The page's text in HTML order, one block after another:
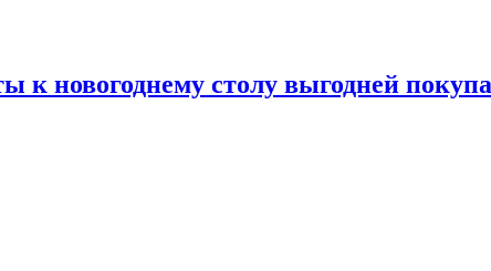
к новогоднему столу выгодней